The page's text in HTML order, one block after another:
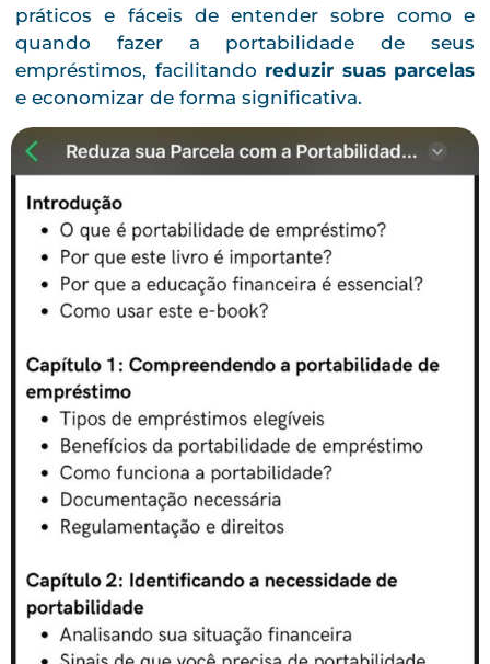
práticos e fáceis de entender sobre como e
quando fazer a portabilidade de seus
empréstimos, facilitando reduzir suas parcelas
e economizar de forma significativa.